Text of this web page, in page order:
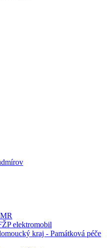
elektromobil
kraj - Památková péče